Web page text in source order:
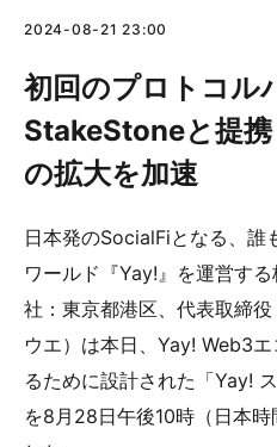
2024-08-21 23:00
初回のプロトコル
StakeStoneと提
の拡大を加速
日本発のSocialFiとなる、誰
ワールド『Yay!』を運営す
社：東京都港区、代表取締
ウエ）は本日、Yay! Web3
るために設計された「Yay!
を8月28日午後10時（日本